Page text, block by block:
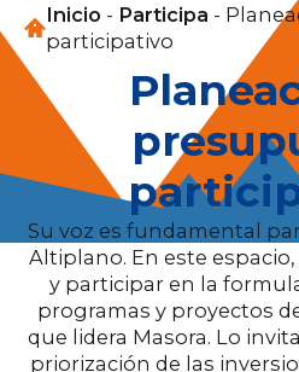
Inicio - Participa -
participativo
Su voz es fundamental
Altiplano. En este
y participar en la
programas y proyectos
que lidera Masora. Lo
priorización de las